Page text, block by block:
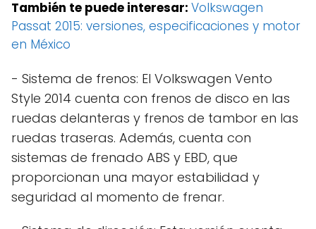
También te puede interesar: Volkswagen
Passat 2015: versiones, especificaciones y motor
en México
- Sistema de frenos: El Volkswagen Vento
Style 2014 cuenta con frenos de disco en las
ruedas delanteras y frenos de tambor en las
ruedas traseras. Además, cuenta con
sistemas de frenado ABS y EBD, que
proporcionan una mayor estabilidad y
seguridad al momento de frenar.